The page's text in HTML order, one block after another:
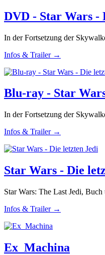
DVD - Star Wars -
In der Fortsetzung der
Infos & Trailer →
Blu-ray - Star
In der Fortsetzung der
Infos & Trailer →
Star Wars - Die
Star Wars: The Last Jedi,
Infos & Trailer →
Ex_Machina